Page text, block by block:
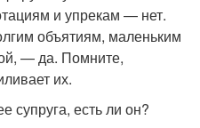
и упрекам — нет.
объятиям, маленьким
— да. Помните,
их.
супруга, есть ли он?